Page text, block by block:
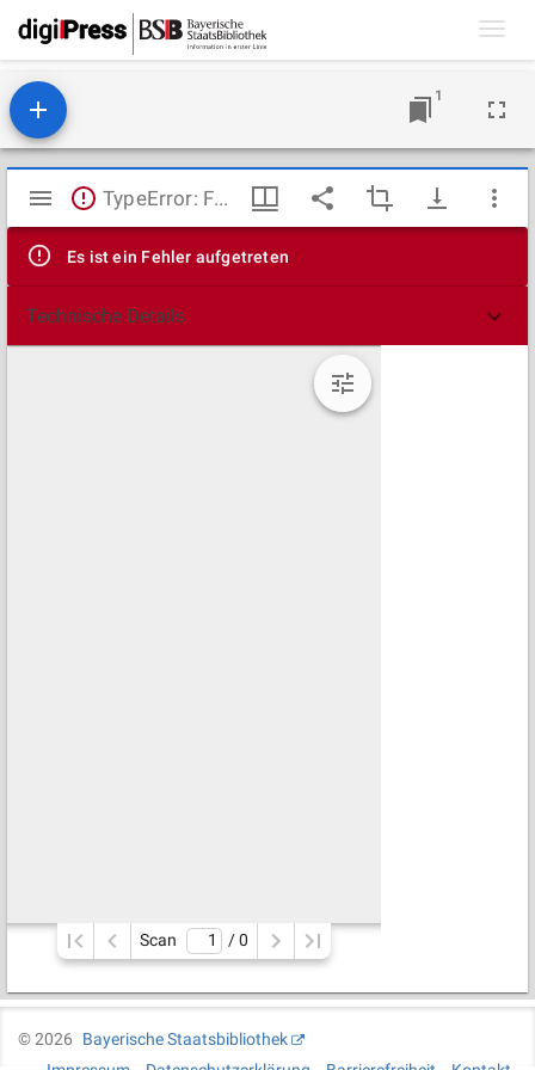
1
Mirador
Viewer
TypeError: Failed to fetch
Es ist ein Fehler aufgetreten
Technische Details
Scan / 0
©2026
Bayerische Staatsbibliothek